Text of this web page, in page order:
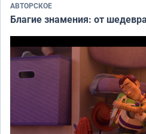
АВТОРСКОЕ
Благие знамения: от